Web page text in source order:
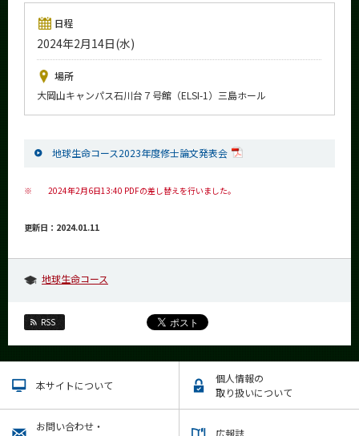
日程
2024年2月14日(水)
場所
大岡山キャンパス石川台７号館（ELSI-1）三島ホール
地球生命コース2023年度修士論文発表会
※ 2024年2月6日13:40 PDFの差し替えを行いました。
更新日：2024.01.11
地球生命コース
RSS
本サイトについて
個人情報の
取り扱いについて
お問い合わせ・
広報誌
入学案内
Admissions
生命理工学系 News
イベントカレンダー
今後のイベント
今後の課程別イベント
学内向け情報